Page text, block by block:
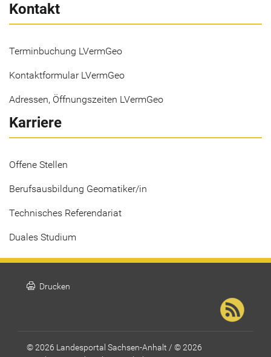
Kontakt
Terminbuchung LVermGeo
Kontaktformular LVermGeo
Adressen, Öffnungszeiten LVermGeo
Karriere
Offene Stellen
Berufsausbildung Geomatiker/in
Technisches Referendariat
Duales Studium
print Drucken
© 2026 Landesportal Sachsen-Anhalt / © 2026